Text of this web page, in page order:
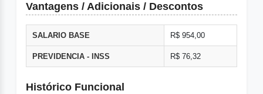
Vantagens / Adicionais / Descontos
SALARIO BASE R$ 954,00
PREVIDENCIA - INSS R$ 76,32
Histórico Funcional